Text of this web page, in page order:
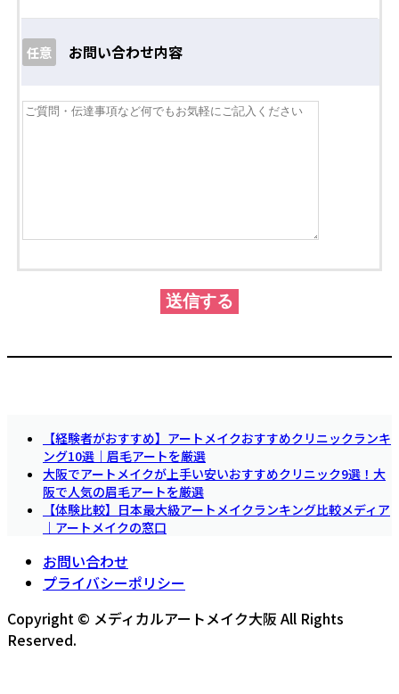
任意 お問い合わせ内容
【経験者がおすすめ】アートメイクおすすめクリニックランキ
ング10選｜眉毛アートを厳選
大阪でアートメイクが上手い安いおすすめクリニック9選！大
阪で人気の眉毛アートを厳選
【体験比較】日本最大級アートメイクランキング比較メディア
｜アートメイクの窓口
お問い合わせ
プライバシーポリシー
Copyright © メディカルアートメイク大阪 All Rights
Reserved.